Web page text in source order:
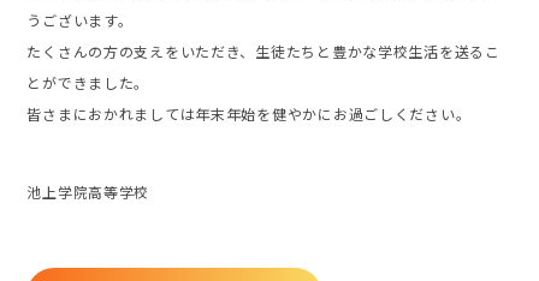
うございます。
たくさんの方の支えをいただき、生徒たちと豊かな学校生活を送るこ
とができました。
皆さまにおかれましては年末年始を健やかにお過ごしください。
池上学院高等学校